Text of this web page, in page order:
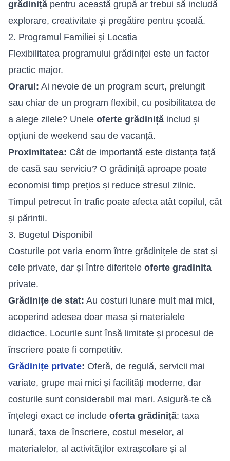
grădiniță pentru această grupă ar trebui să includă
explorare, creativitate și pregătire pentru școală.
2. Programul Familiei și Locația
Flexibilitatea programului grădiniței este un factor
practic major.
Orarul: Ai nevoie de un program scurt, prelungit
sau chiar de un program flexibil, cu posibilitatea de
a alege zilele? Unele oferte grădiniță includ și
opțiuni de weekend sau de vacanță.
Proximitatea: Cât de importantă este distanța față
de casă sau serviciu? O grădiniță aproape poate
economisi timp prețios și reduce stresul zilnic.
Timpul petrecut în trafic poate afecta atât copilul, cât
și părinții.
3. Bugetul Disponibil
Costurile pot varia enorm între grădinițele de stat și
cele private, dar și între diferitele oferte gradinita
private.
Grădinițe de stat: Au costuri lunare mult mai mici,
acoperind adesea doar masa și materialele
didactice. Locurile sunt însă limitate și procesul de
înscriere poate fi competitiv.
Grădinițe private: Oferă, de regulă, servicii mai
variate, grupe mai mici și facilități moderne, dar
costurile sunt considerabil mai mari. Asigură-te că
înțelegi exact ce include oferta grădiniță: taxa
lunară, taxa de înscriere, costul meselor, al
materialelor, al activităților extrașcolare și al